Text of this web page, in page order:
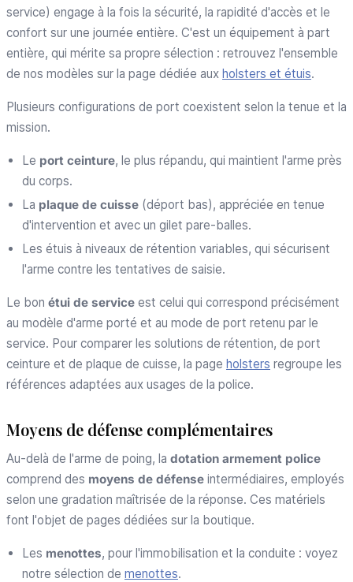
service) engage à la fois la sécurité, la rapidité d'accès et le
confort sur une journée entière. C'est un équipement à part
entière, qui mérite sa propre sélection : retrouvez l'ensemble
de nos modèles sur la page dédiée aux holsters et étuis.
Plusieurs configurations de port coexistent selon la tenue et la
mission.
Le port ceinture, le plus répandu, qui maintient l'arme près
du corps.
La plaque de cuisse (déport bas), appréciée en tenue
d'intervention et avec un gilet pare-balles.
Les étuis à niveaux de rétention variables, qui sécurisent
l'arme contre les tentatives de saisie.
Le bon étui de service est celui qui correspond précisément
au modèle d'arme porté et au mode de port retenu par le
service. Pour comparer les solutions de rétention, de port
ceinture et de plaque de cuisse, la page holsters regroupe les
références adaptées aux usages de la police.
Moyens de défense complémentaires
Au-delà de l'arme de poing, la dotation armement police
comprend des moyens de défense intermédiaires, employés
selon une gradation maîtrisée de la réponse. Ces matériels
font l'objet de pages dédiées sur la boutique.
Les menottes, pour l'immobilisation et la conduite : voyez
notre sélection de menottes.